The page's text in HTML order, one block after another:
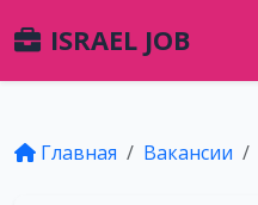
ISRAEL JOB
Главная Вакансии